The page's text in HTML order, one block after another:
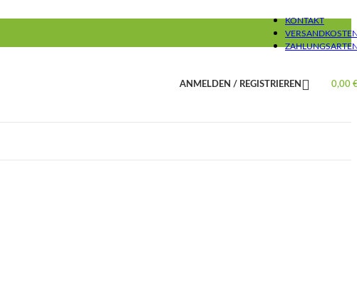
KONTAKT
ANMELDEN / REGISTRIEREN 0,00